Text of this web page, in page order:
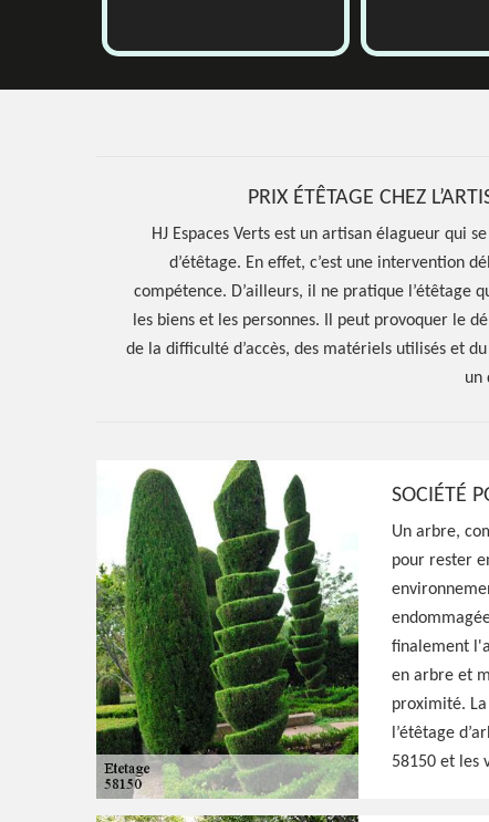
Hoerter Joseph Elagage 58
Spécialiste en
Maizieres
Paysagiste aguerri à Maizieres 58150, HJ
qualifié pour s'occuper de l'étêtage de vos
avec minutie, résultat irréprochable
PRIX ÉTÊTAGE CHEZ
HJ Espaces Verts est un artisan élagueur qui
d’étêtage. En effet, c’est une intervention
compétence. D’ailleurs, il ne pratique l’étêtage
les biens et les personnes. Il peut provoquer le
de la difficulté d’accès, des matériels utilisés et
un
SOCIÉTÉ
Un arbre,
pour rester
finalement
en arbre et
proximité. La
l’étêtage
58150 et les